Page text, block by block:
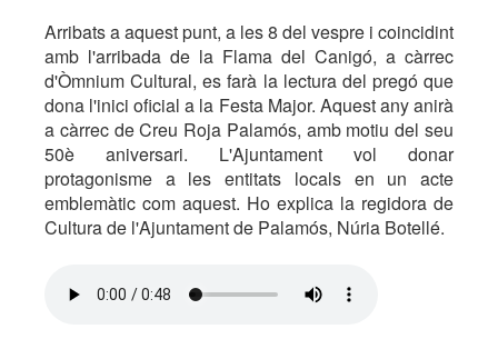
Arribats a aquest punt, a les 8 del vespre i coincidint
amb l'arribada de la Flama del Canigó, a càrrec
d'Òmnium Cultural, es farà la lectura del pregó que
dona l'inici oficial a la Festa Major. Aquest any anirà
a càrrec de Creu Roja Palamós, amb motiu del seu
50è aniversari. L'Ajuntament vol donar
protagonisme a les entitats locals en un acte
emblemàtic com aquest. Ho explica la regidora de
Cultura de l'Ajuntament de Palamós, Núria Botellé.